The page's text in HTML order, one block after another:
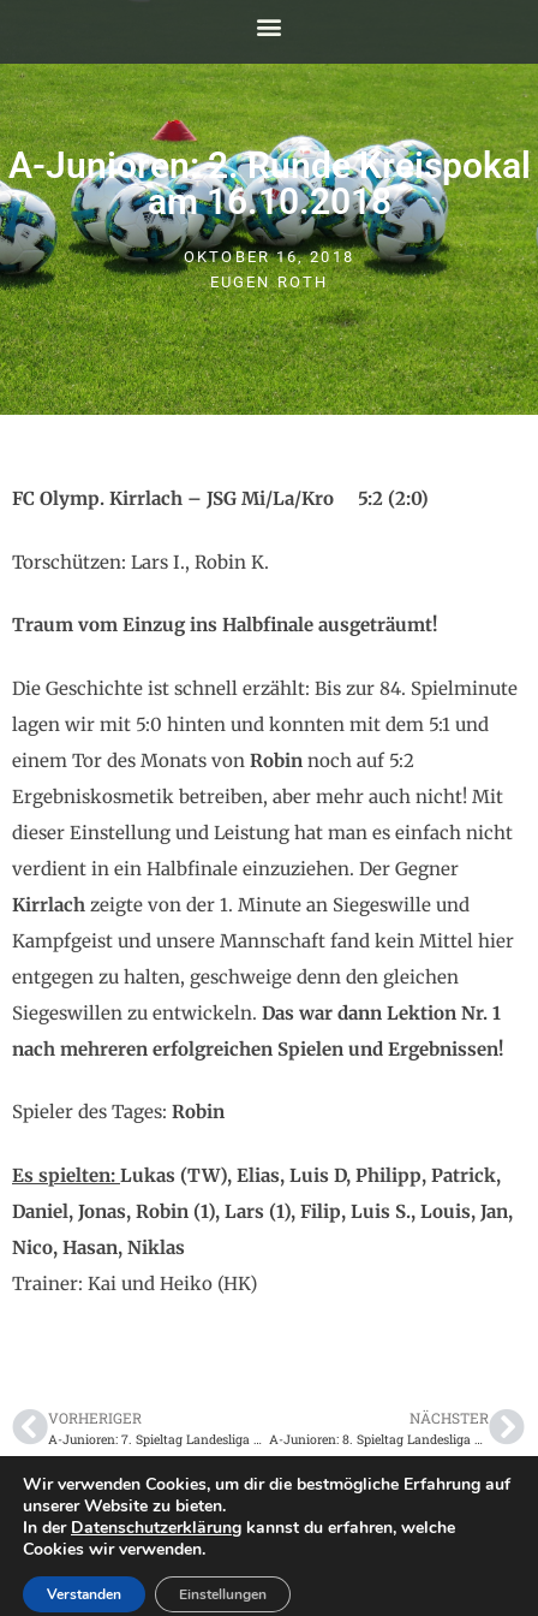
A-Junioren: 2. Runde Kreispokal
am 16.10.2018
OKTOBER 16, 2018
EUGEN ROTH
FC Olymp. Kirrlach – JSG Mi/La/Kro 5:2 (2:0)
Torschützen: Lars I., Robin K.
Traum vom Einzug ins Halbfinale ausgeträumt!
Die Geschichte ist schnell erzählt: Bis zur 84. Spielminute
lagen wir mit 5:0 hinten und konnten mit dem 5:1 und
einem Tor des Monats von Robin noch auf 5:2
Ergebniskosmetik betreiben, aber mehr auch nicht! Mit
dieser Einstellung und Leistung hat man es einfach nicht
verdient in ein Halbfinale einzuziehen. Der Gegner
Kirrlach zeigte von der 1. Minute an Siegeswille und
Kampfgeist und unsere Mannschaft fand kein Mittel hier
entgegen zu halten, geschweige denn den gleichen
Siegeswillen zu entwickeln. Das war dann Lektion Nr. 1
nach mehreren erfolgreichen Spielen und Ergebnissen!
Spieler des Tages: Robin
Es spielten: Lukas (TW), Elias, Luis D, Philipp, Patrick,
Daniel, Jonas, Robin (1), Lars (1), Filip, Luis S., Louis, Jan,
Nico, Hasan, Niklas
Trainer: Kai und Heiko (HK)
VORHERIGER
A-Junioren: 7. Spieltag Landesliga Mittelbaden am 13.10.2018
NÄCHSTER
A-Junioren: 8. Spieltag Landesliga Mittelbaden am 20.10.2018
Impressum
©2026 TSV Langenbrücken
Wir verwenden Cookies, um dir die bestmögliche Erfahrung auf
unserer Website zu bieten.
In der Datenschutzerklärung kannst du erfahren, welche
Cookies wir verwenden.
Verstanden Einstellungen